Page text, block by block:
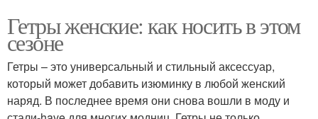
Гетры женские: как носить в этом
сезоне
Гетры – это универсальный и стильный аксессуар,
который может добавить изюминку в любой женский
наряд. В последнее время они снова вошли в моду и